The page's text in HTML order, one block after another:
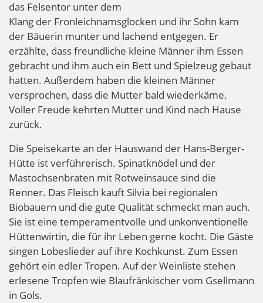
das Felsentor unter dem
Klang der Fronleichnamsglocken und ihr Sohn kam
der Bäuerin munter und lachend entgegen. Er
erzählte, dass freundliche kleine Männer ihm Essen
gebracht und ihm auch ein Bett und Spielzeug gebaut
hatten. Außerdem haben die kleinen Männer
versprochen, dass die Mutter bald wiederkäme.
Voller Freude kehrten Mutter und Kind nach Hause
zurück.
Die Speisekarte an der Hauswand der Hans-Berger-
Hütte ist verführerisch. Spinatknödel und der
Mastochsenbraten mit Rotweinsauce sind die
Renner. Das Fleisch kauft Silvia bei regionalen
Biobauern und die gute Qualität schmeckt man auch.
Sie ist eine temperamentvolle und unkonventionelle
Hüttenwirtin, die für ihr Leben gerne kocht. Die Gäste
singen Lobeslieder auf ihre Kochkunst. Zum Essen
gehört ein edler Tropen. Auf der Weinliste stehen
erlesene Tropfen wie Blaufränkischer vom Gsellmann
in Gols.